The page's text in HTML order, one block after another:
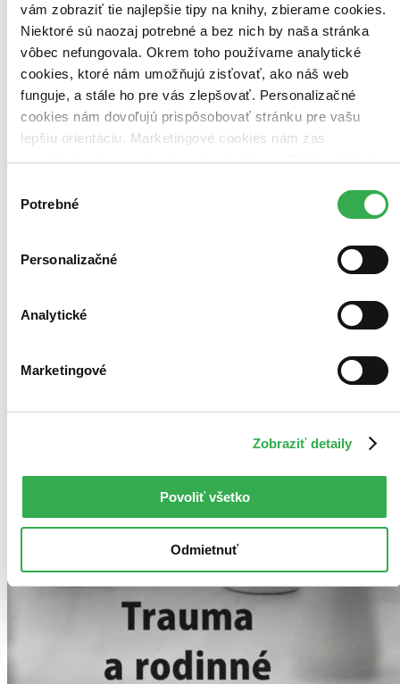
vám zobraziť tie najlepšie tipy na knihy, zbierame cookies.
Niektoré sú naozaj potrebné a bez nich by naša stránka
vôbec nefungovala. Okrem toho používame analytické
cookies, ktoré nám umožňujú zisťovať, ako náš web
funguje, a stále ho pre vás zlepšovať. Personalizačné
cookies nám dovoľujú prispôsobovať stránku pre vašu
lepšiu orientáciu. Marketingové cookies nám zas
umožňujú zobrazenie relevantnej reklamy. Niektoré údaje
keby sme mohli používať všetky tieto cookies. Ďakujeme!
súhlasu
Potrebné
Personalizačné
Analytické
Marketingové
Zobraziť detaily
Povoliť všetko
Odmietnuť
Bestsellery
Top hodnotené
Novinky
Najdrahšie
Najlacnejšie
Najvyššia zľava
Použité filtre
Na tému rodinné konštelácie